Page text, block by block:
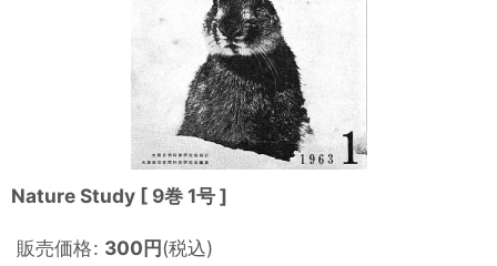
Nature Study [ 9巻 1号 ]
販売価格: 300円(税込)